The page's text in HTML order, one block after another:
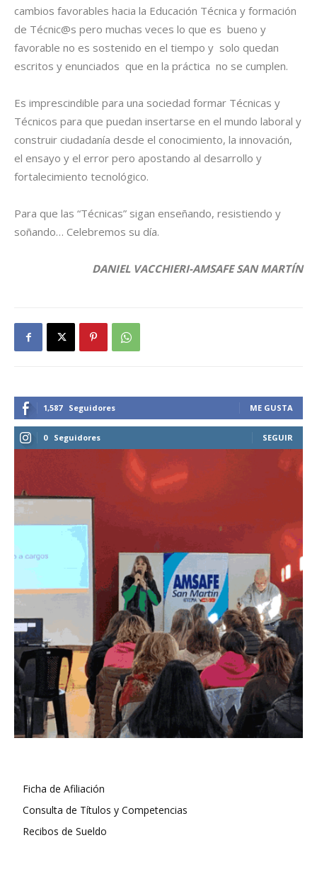
cambios favorables hacia la Educación Técnica y formación
de Técnic@s pero muchas veces lo que es bueno y
favorable no es sostenido en el tiempo y solo quedan
escritos y enunciados que en la práctica no se cumplen.
Es imprescindible para una sociedad formar Técnicas y
Técnicos para que puedan insertarse en el mundo laboral y
construir ciudadanía desde el conocimiento, la innovación,
el ensayo y el error pero apostando al desarrollo y
fortalecimiento tecnológico.
Para que las “Técnicas” sigan enseñando, resistiendo y
soñando… Celebremos su día.
DANIEL VACCHIERI-AMSAFE SAN MARTÍN
1,587 Seguidores ME GUSTA
0 Seguidores SEGUIR
Ficha de Afiliación
Consulta de Títulos y Competencias
Recibos de Sueldo